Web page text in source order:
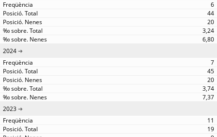
6
44
20
3,24
6,80
2024
7
45
20
3,74
7,37
2023
11
19